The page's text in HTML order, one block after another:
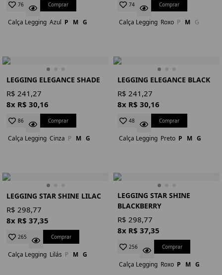
76 Comprar
Calça Legging Azul P M G
74 Comprar
Calça Legging Roxo P M G
LEGGING ELEGANCE SHADE
R$ 241,27
8x R$ 30,16
86 Comprar
Calça Legging Cinza P M G
LEGGING ELEGANCE BLACK
R$ 241,27
8x R$ 30,16
48 Comprar
Calça Legging Preto P M G
LEGGING STAR SHINE LILAC
R$ 298,77
8x R$ 37,35
265 Comprar
Calça Legging Lilás P M G
LEGGING STAR SHINE
BLACKBERRY
R$ 298,77
8x R$ 37,35
256 Comprar
Calça Legging Roxo P M G